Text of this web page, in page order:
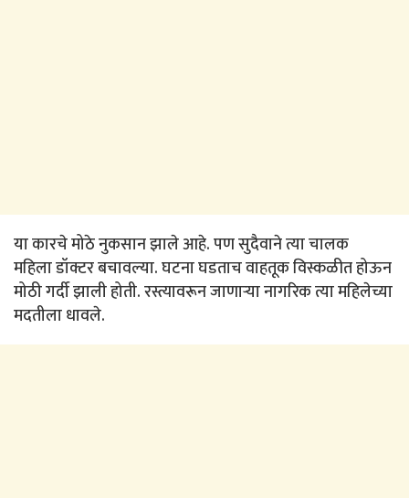
या कारचे मोठे नुकसान झाले आहे. पण सुदैवाने त्या चालक
महिला डॉक्टर बचावल्या. घटना घडताच वाहतूक विस्कळीत होऊन
मोठी गर्दी झाली होती. रस्त्यावरून जाणाऱ्या नागरिक त्या महिलेच्या
मदतीला धावले.